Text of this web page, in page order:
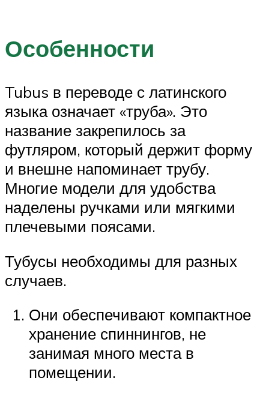
Особенности
Tubus в переводе с латинского
языка означает «труба». Это
название закрепилось за
футляром, который держит форму
и внешне напоминает трубу.
Многие модели для удобства
наделены ручками или мягкими
плечевыми поясами.
Тубусы необходимы для разных
случаев.
Они обеспечивают компактное
хранение спиннингов, не
занимая много места в
помещении.